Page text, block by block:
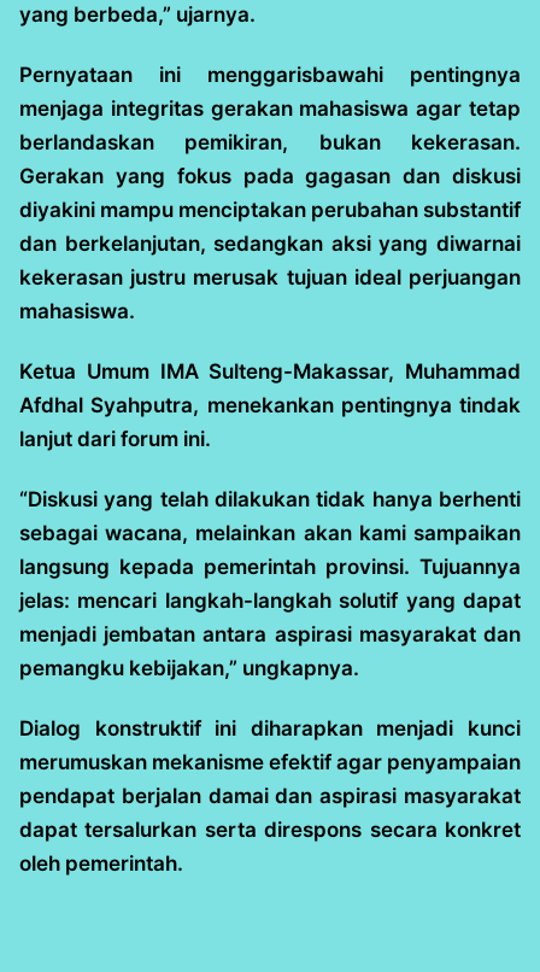
yang berbeda,” ujarnya.
Pernyataan ini menggarisbawahi pentingnya
menjaga integritas gerakan mahasiswa agar tetap
berlandaskan pemikiran, bukan kekerasan.
Gerakan yang fokus pada gagasan dan diskusi
diyakini mampu menciptakan perubahan substantif
dan berkelanjutan, sedangkan aksi yang diwarnai
kekerasan justru merusak tujuan ideal perjuangan
mahasiswa.
Ketua Umum IMA Sulteng-Makassar, Muhammad
Afdhal Syahputra, menekankan pentingnya tindak
lanjut dari forum ini.
“Diskusi yang telah dilakukan tidak hanya berhenti
sebagai wacana, melainkan akan kami sampaikan
langsung kepada pemerintah provinsi. Tujuannya
jelas: mencari langkah-langkah solutif yang dapat
menjadi jembatan antara aspirasi masyarakat dan
pemangku kebijakan,” ungkapnya.
Dialog konstruktif ini diharapkan menjadi kunci
merumuskan mekanisme efektif agar penyampaian
pendapat berjalan damai dan aspirasi masyarakat
dapat tersalurkan serta direspons secara konkret
oleh pemerintah.